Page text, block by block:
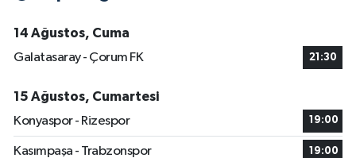
14 Ağustos, Cuma
Galatasaray - Çorum FK
21:30
15 Ağustos, Cumartesi
Konyaspor - Rizespor
19:00
Kasımpaşa - Trabzonspor 19:00